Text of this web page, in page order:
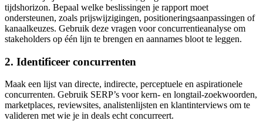
tijdshorizon. Bepaal welke beslissingen je rapport moet
ondersteunen, zoals prijswijzigingen, positioneringsaanpassingen of
kanaalkeuzes. Gebruik deze vragen voor concurrentieanalyse om
stakeholders op één lijn te brengen en aannames bloot te leggen.
2. Identificeer concurrenten
Maak een lijst van directe, indirecte, perceptuele en aspirationele
concurrenten. Gebruik SERP’s voor kern- en longtail-zoekwoorden,
marketplaces, reviewsites, analistenlijsten en klantinterviews om te
valideren met wie je in deals echt concurreert.